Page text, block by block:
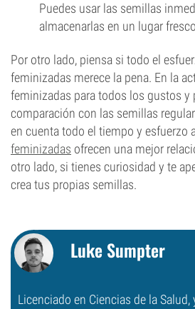
Puedes usar las semillas
almacenarlas en un lugar
Por otro lado, piensa si todo el
feminizadas merece la pena. En la
feminizadas para todos los gustos y
comparación con las semillas
en cuenta todo el tiempo y esfuerzo
feminizadas ofrecen una mejor
otro lado, si tienes curiosidad y te
crea tus propias semillas.
Luke Sumpter
Licenciado en Ciencias de la